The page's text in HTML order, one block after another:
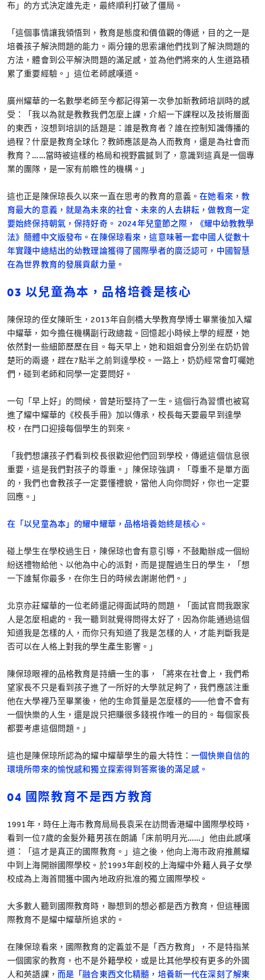
布」的方式決定誰先走，最終順利打破了僵局。
「這個事情讓我領悟到，教育是態度和價值觀的傳遞，目的之一是
培養孩子解決問題的能力。兩分鐘的思索讓他們找到了解決問題的
方法，體會到公平解決問題的滿足感，並為他們將來的人生道路積
累了重要經驗。」這位老師感嘆道。
廣州耀華的一名數學老師至今都記得第一次參加新教師培訓時的感
受：「我以為就是教教我們怎麼上課，介紹一下課程以及技術層面
的東西，沒想到培訓的話題是：誰是教育者？誰在控制知識傳播的
過程？什麼是教育全球化？教師應該是為人而教育，還是為社會而
教育？……當時被這樣的格局和視野震撼到了，意識到這真是一個專
業的團隊，是一家有前瞻性的機構。」
這也正是陳保琼長久以來一直在思考的教育的意義。在她看來，教
育最大的意義，就是為未來的社會、未來的人去耕耘，做教育一定
要始終保持朝氣，保持好奇。 2024年兒童節之際，《耀中幼教教學
法》簡體中文版發布。在陳保琼看來，這意味著一套中國人從數十
年實踐中總結出的幼教理論獲得了國際學者的廣泛認可，中國智慧
在為世界教育的發展貢獻力量。
03 以兒童為本，品格培養是核心
陳保琼的侄女陳昕生，2013年自劍橋大學教育學博士畢業後加入耀
中耀華，如今擔任機構副行政總裁。回憶起小時候上學的經歷，她
依然對一些細節歷歷在目。每天早上，她和姐姐會分別坐在奶奶曾
楚珩的兩邊，趕在7點半之前到達學校。一路上，奶奶經常會叮囑她
們，碰到老師和同學一定要問好。
一句「早上好」的問候，曾楚珩堅持了一生。這個行為習慣也被寫
進了耀中耀華的《校長手冊》加以傳承，校長每天要最早到達學
校，在門口迎接每個學生的到來。
「我們想讓孩子們看到校長很歡迎他們回到學校，傳遞這個信息很
重要，這是我們對孩子的尊重。」陳保琼強調，「尊重不是單方面
的，我們也會教孩子一定要懂禮貌，當他人向你問好，你也一定要
回應。」
在「以兒童為本」的耀中耀華，品格培養始終是核心。
碰上學生在學校過生日，陳保琼也會有意引導，不鼓勵辦成一個紛
紛送禮物給他、以他為中心的派對，而是提醒過生日的學生，「想
一下誰幫你最多，在你生日的時候去謝謝他們。」
北京亦莊耀華的一位老師還記得面試時的問題，「面試官問我跟家
人是怎麼相處的。我一聽到就覺得問得太好了，因為你能通過這個
知道我是怎樣的人，而你只有知道了我是怎樣的人，才能判斷我是
否可以在人格上對我的學生產生影響。」
陳保琼眼裡的品格教育是持續一生的事，「將來在社會上，我們希
望家長不只是看到孩子進了一所好的大學就足夠了，我們應該注重
他在大學裡乃至畢業後，他的生命質量是怎麼樣的——他會不會有
一個快樂的人生，還是說只把賺很多錢視作唯一的目的。每個家長
都要考慮這個問題。」
這也是陳保琼所認為的耀中耀華學生的最大特性：一個快樂自信的
環境所帶來的愉悅感和獨立探索得到答案後的滿足感。
04 國際教育不是西方教育
1991年，時任上海市教育局局長袁采在訪問香港耀中國際學校時，
看到一位7歲的金髮外籍男孩在朗誦「床前明月光……」他由此感嘆
道：「這才是真正的國際教育。」這之後，他向上海市政府推薦耀
中到上海開辦國際學校。於1993年創校的上海耀中外籍人員子女學
校成為上海首間獲中國內地政府批准的獨立國際學校。
大多數人聽到國際教育時，聯想到的想必都是西方教育，但這種國
際教育不是耀中耀華所追求的。
在陳保琼看來，國際教育的定義並不是「西方教育」，不是特指某
一個國家的教育，也不是外籍學校，或是比其他學校有更多的外國
人和英語課， 而是「融合東西文化精髓，培養新一代在深刻了解東